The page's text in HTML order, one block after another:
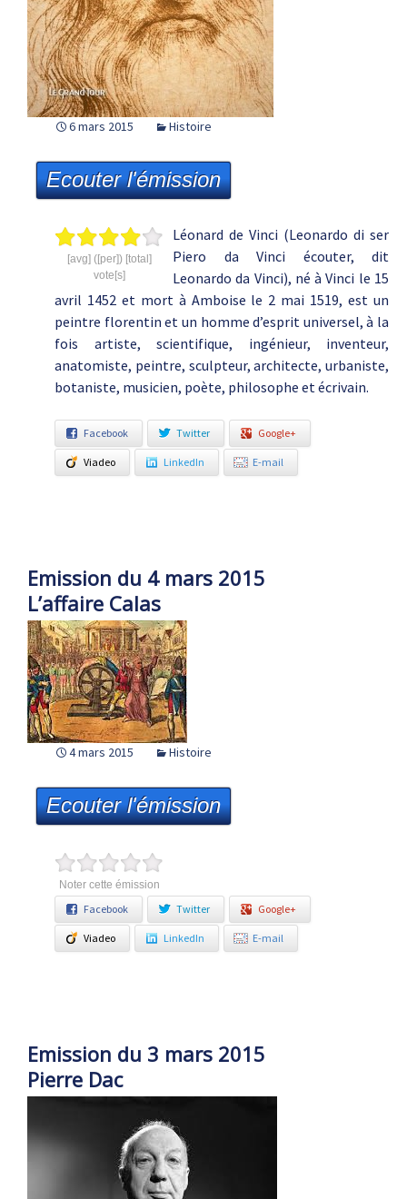
6 mars 2015 Histoire
Ecouter l'émission
[avg] ([per]) [total]
vote[s]
Léonard de Vinci (Leonardo di ser
Piero da Vinci écouter, dit
Leonardo da Vinci), né à Vinci le 15
avril 1452 et mort à Amboise le 2 mai 1519, est un
peintre florentin et un homme d’esprit universel, à la
fois artiste, scientifique, ingénieur, inventeur,
anatomiste, peintre, sculpteur, architecte, urbaniste,
botaniste, musicien, poète, philosophe et écrivain.
Facebook Twitter Google+
Viadeo LinkedIn E-mail
Emission du 4 mars 2015
L’affaire Calas
4 mars 2015 Histoire
Ecouter l'émission
Noter cette émission
Facebook Twitter Google+
Viadeo LinkedIn E-mail
Emission du 3 mars 2015
Pierre Dac